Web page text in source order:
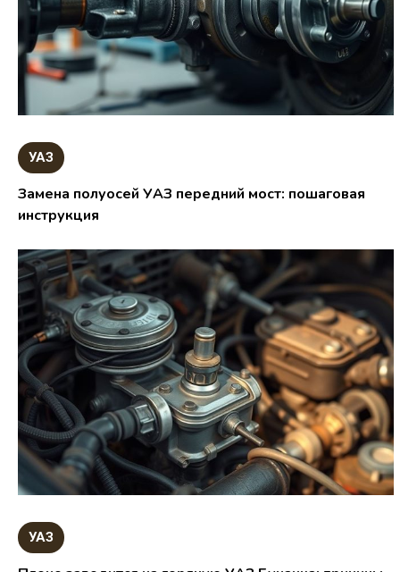
УАЗ
Замена полуосей УАЗ передний мост: пошаговая
инструкция
УАЗ